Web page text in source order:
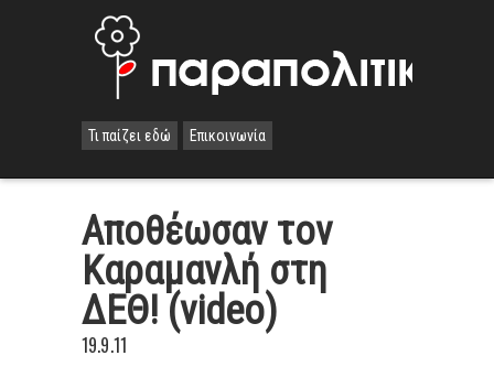
Τι παίζει εδώ Επικοινωνία
Αποθέωσαν τον
Καραμανλή στη
ΔΕΘ! (video)
19.9.11